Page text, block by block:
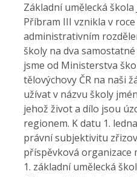
Základní umělecká
Příbram III vznikla v roce
administrativním
školy na dva
jsme od Ministerstva
tělovýchovy ČR na naši
užívat v názvu školy
jehož život a dílo jsou
regionem. K datu 1.
právní subjektivitu
příspěvková organizace
1. základní umělecká